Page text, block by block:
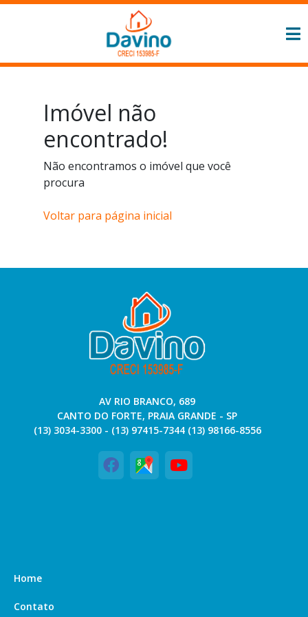
Imóvel não
encontrado!
Não encontramos o imóvel que você
procura
Voltar para página inicial
AV RIO BRANCO, 689
CANTO DO FORTE, PRAIA GRANDE - SP
(13) 3034-3300 - (13) 97415-7344 (13) 98166-8556
Home
Contato